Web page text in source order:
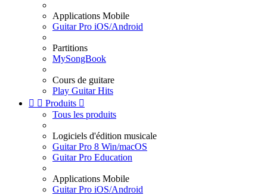
Applications Mobile
Guitar Pro iOS/Android
Partitions
MySongBook
Cours de guitare
Play Guitar Hits
  Produits 
Tous les produits
Logiciels d'édition musicale
Guitar Pro 8 Win/macOS
Guitar Pro Education
Applications Mobile
Guitar Pro iOS/Android